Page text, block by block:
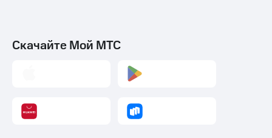
Скачайте Мой МТС